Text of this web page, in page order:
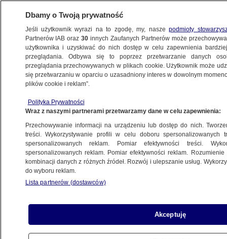
WROCŁAW
przed policją
Oprac.Svitlana Kucherenko
11.05.2026, 16:27
Posłuchaj artykułu
Czyta lektor AI
Dbamy o Twoją prywatność
Jeśli użytkownik wyrazi na to zgodę, my, naszepodmioty
Partnerów IAB oraz30 innych Zaufanych Partnerów może
użytkownika i uzyskiwać do nich dostęp w celu zapewnienia
przeglądania. Odbywa się to poprzez przetwarzanie danych
przeglądania przechowywanych w plikach cookie. Użytkownik może
się przetwarzaniu w oparciu o uzasadniony interes w dowolnym
plików cookie i reklam”.
Polityka Prywatności
Wraz z naszymi partnerami przetwarzamy dane w celu zapewnienia:
Przechowywanie informacji na urządzeniu lub dostęp do nich.
treści. Wykorzystywanie profili w celu doboru spersonalizowanych
spersonalizowanych reklam. Pomiar efektywności treści.
spersonalizowanych reklam. Pomiar efektywności reklam.
kombinacji danych z różnych źródeł. Rozwój i ulepszanie usług.
do wyboru reklam.
Lista partnerów (dostawców)
Akceptuję